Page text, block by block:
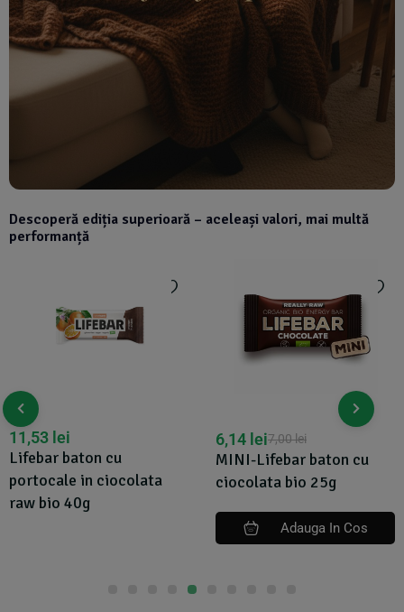
Descoperă ediția superioară – aceleași valori, mai multă
performanță
Lifebar baton cu
portocale in ciocolata
raw bio 40g
11,53 lei
MINI-Lifebar baton cu
ciocolata bio 25g
7,00lei
6,14 lei
Adauga In Cos